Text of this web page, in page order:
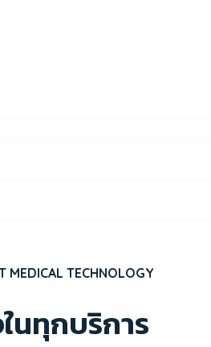
MEDICAL TECHNOLOGY
ในทุกบริการ